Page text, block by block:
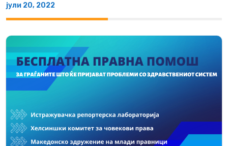
јули 20, 2022